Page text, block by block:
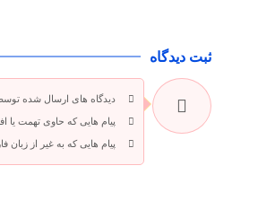
ثبت دیدگاه
دیدگاه های ارسال شده
پیام هایی که حاوی تهمت یا
پیام هایی که به غیر از